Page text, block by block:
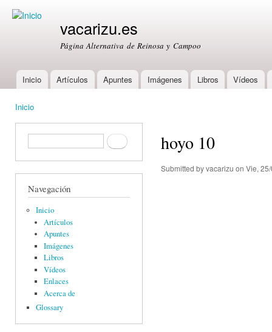
vacarizu.es
Página Alternativa de Reinosa y Campoo
Main menu
Inicio Artículos Apuntes Imágenes Libros Vídeos
Inicio
Formulario de búsquedaBuscar
Navegación
Inicio
Artículos
Apuntes
Imágenes
Libros
Vídeos
Enlaces
Acerca de
Glossary
hoyo 10
Submitted byvacarizu on Vie,